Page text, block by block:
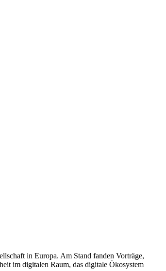
in Europa. Am Stand fanden Vorträge,
im digitalen Raum, das digitale Ökosystem